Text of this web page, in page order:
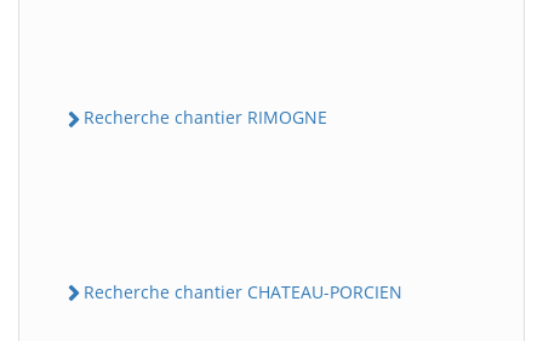
Recherche chantier RIMOGNE
Recherche chantier CHATEAU-PORCIEN